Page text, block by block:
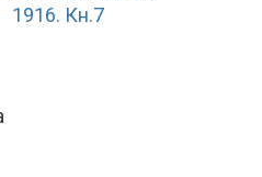
1916. Кн.7